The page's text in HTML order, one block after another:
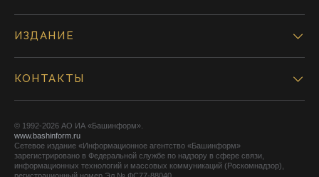
ИЗДАНИЕ
КОНТАКТЫ
© 1992-2026 АО ИА «Башинформ».
www.bashinform.ru
Сетевое издание «Информационное агентство «Башинформ»
зарегистрировано в Федеральной службе по надзору в сфере связи,
информационных технологий и массовых коммуникаций (Роскомнадзор),